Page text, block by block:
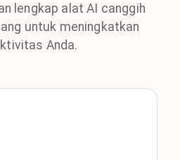
lengkap alat AI canggih
untuk meningkatkan
Anda.